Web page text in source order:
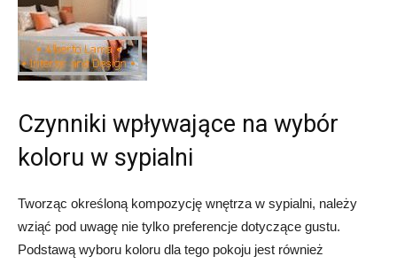
Czynniki wpływające na wybór
koloru w sypialni
Tworząc określoną kompozycję wnętrza w sypialni, należy
wziąć pod uwagę nie tylko preferencje dotyczące gustu.
Podstawą wyboru koloru dla tego pokoju jest również